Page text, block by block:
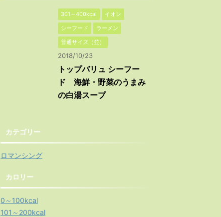
301～400kcal
イオン
シーフード
ラーメン
普通サイズ（並）
2018/10/23
トップバリュ シーフー
ド 海鮮・野菜のうまみ
の白湯スープ
カテゴリー
ロマンシング
カロリー
0～100kcal
101～200kcal